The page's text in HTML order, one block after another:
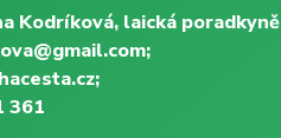
Kodríková, laická poradkyně
361